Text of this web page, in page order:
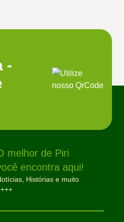
-
melhor de Piri
encontra aqui!
Histórias e muito